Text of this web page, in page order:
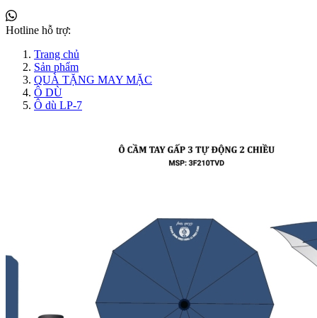
Hotline hỗ trợ:
Trang chủ
Sản phẩm
QUÀ TẶNG MAY MẶC
Ô DÙ
Ô dù LP-7